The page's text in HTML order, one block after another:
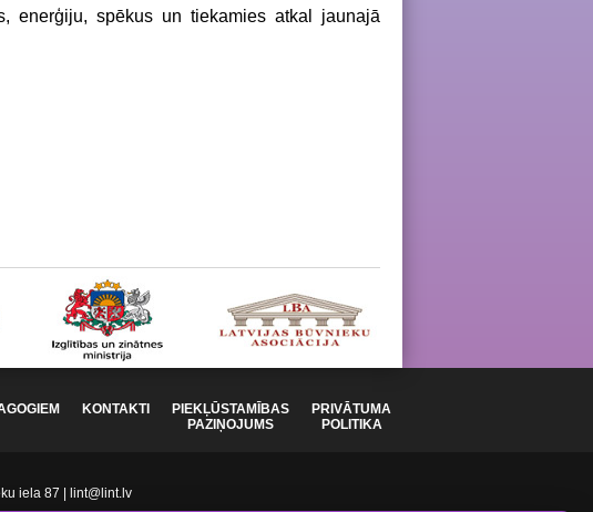
enerģiju, spēkus un tiekamies atkal jaunajā
KONTAKTI
PIEKĻŪSTAMĪBAS
PAZIŅOJUMS
PRIVĀTUMA
POLITIKA
iela 87 | lint@lint.lv